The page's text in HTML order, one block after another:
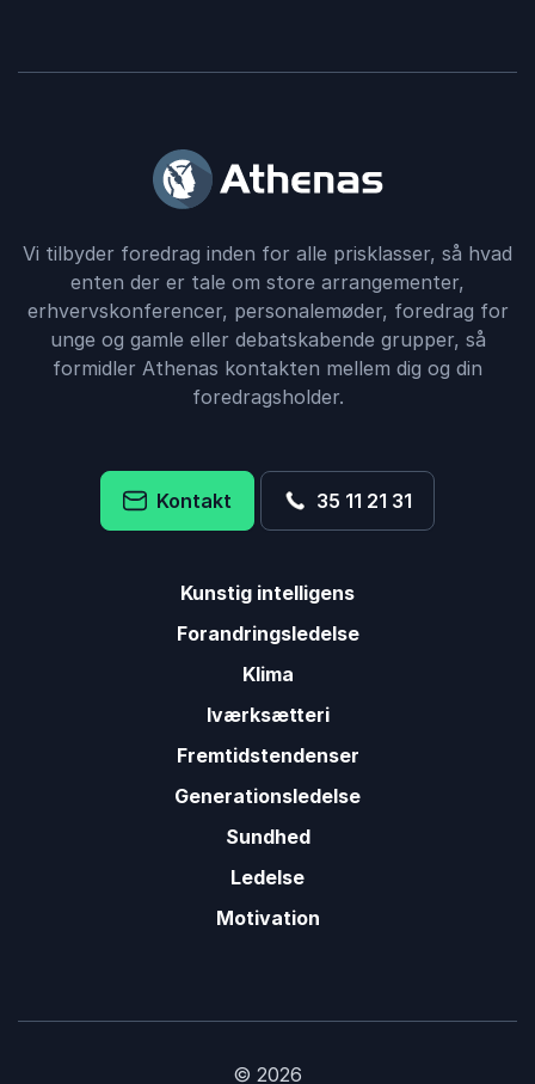
Vi tilbyder foredrag inden for alle prisklasser, så hvad
enten der er tale om store arrangementer,
erhvervskonferencer, personalemøder, foredrag for
unge og gamle eller debatskabende grupper, så
formidler Athenas kontakten mellem dig og din
foredragsholder.
Kontakt 35 11 21 31
Kunstig intelligens
Forandringsledelse
Klima
Iværksætteri
Fremtidstendenser
Generationsledelse
Sundhed
Ledelse
Motivation
© 2026